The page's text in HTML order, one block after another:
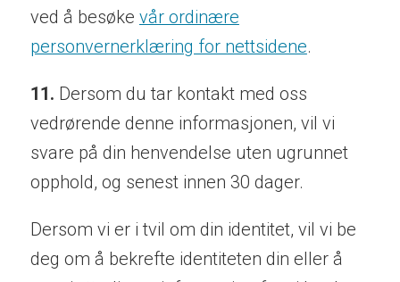
ved å besøke vår ordinære
personvernerklæring for nettsidene.
11. Dersom du tar kontakt med oss
vedrørende denne informasjonen, vil vi
svare på din henvendelse uten ugrunnet
opphold, og senest innen 30 dager.
Dersom vi er i tvil om din identitet, vil vi be
deg om å bekrefte identiteten din eller å